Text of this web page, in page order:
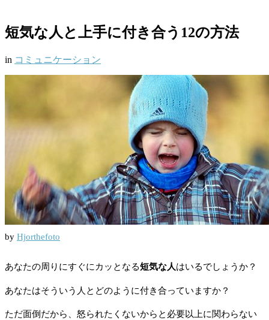
短気な人と上手に付き合う12の方法
in コミュニケーション
by Hjorthefoto
あなたの周りにすぐにカッとなる短気な人はいるでしょうか？
あなたはそういう人とどのように付き合っていますか？
ただ面倒だから、怒られたくないからと必要以上に関わらない